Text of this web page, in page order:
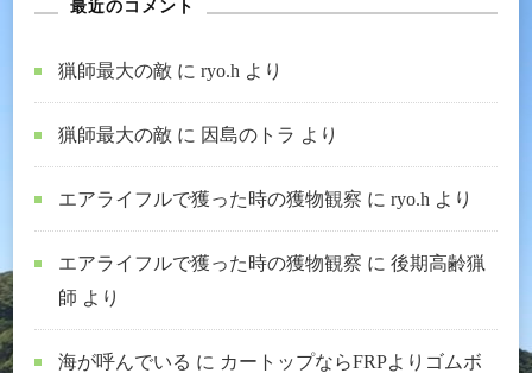
最近のコメント
猟師最大の敵 に ryo.h より
猟師最大の敵 に 因島のトラ より
エアライフルで獲った時の獲物観察 に ryo.h より
エアライフルで獲った時の獲物観察 に 後期高齢猟
師 より
海が呼んでいる に カートップならFRPよりゴムボ